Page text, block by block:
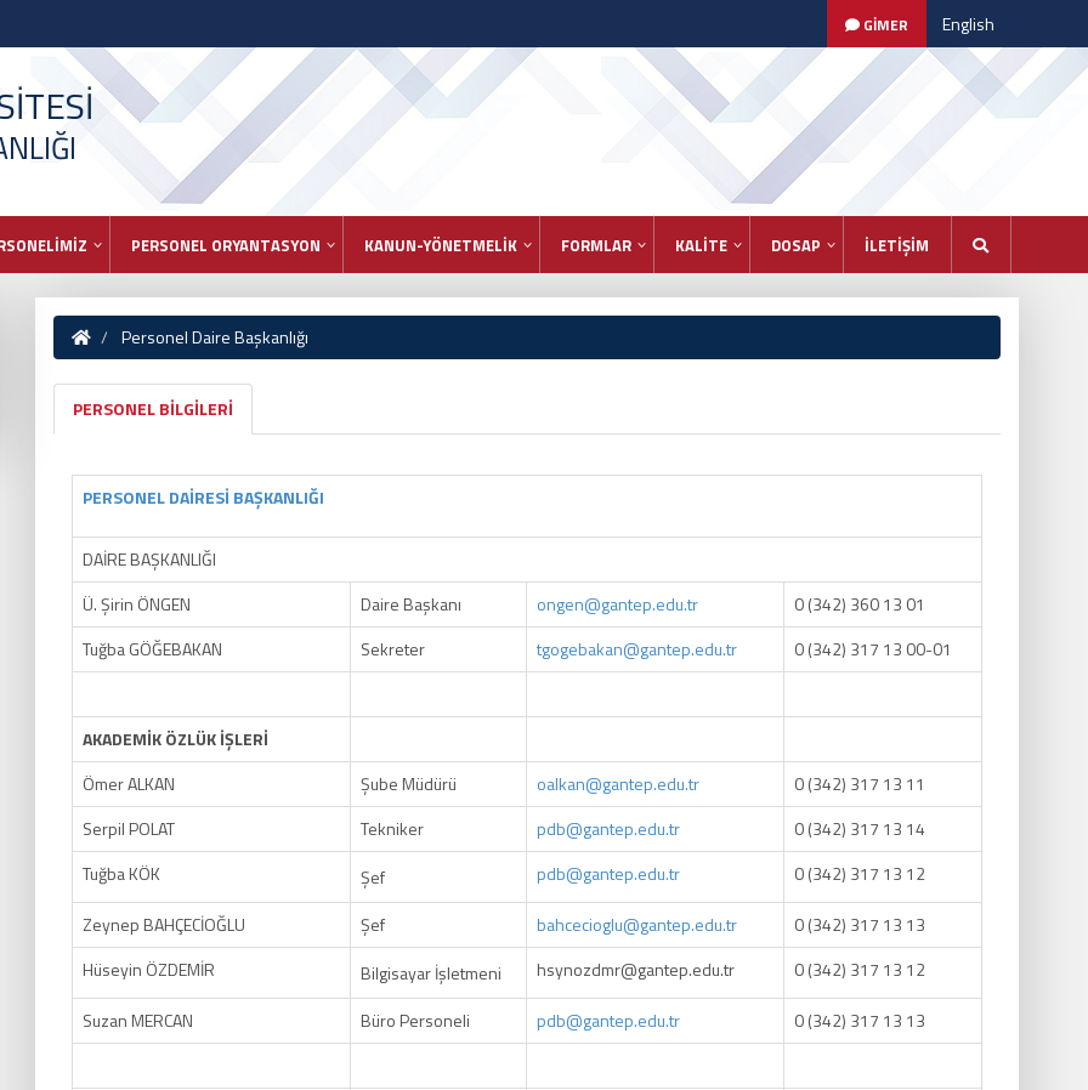
GİMER English
PERSONEL ORYANTASYON KANUN-YÖNETMELİK FORMLAR KALİTE DOSAP İLETİŞİM
Personel Daire Başkanlığı
PERSONEL BİLGİLERİ
PERSONEL DAİRESİ BAŞKANLIĞI
DAİRE BAŞKANLIĞI
Ü. Şirin ÖNGEN
Daire Başkanı ongen@gantep.edu.tr
0 (342) 360 13 01
Tuğba GÖĞEBAKAN
Sekreter tgogebakan@gantep.edu.tr 0 (342) 317 13 00-01
AKADEMİK ÖZLÜK İŞLERİ
Ömer ALKAN
Şube Müdürü oalkan@gantep.edu.tr
0 (342) 317 13 11
Serpil POLAT
Tekniker pdb@gantep.edu.tr
0 (342) 317 13 14
Tuğba KÖK
Şef pdb@gantep.edu.tr
0 (342) 317 13 12
Zeynep BAHÇECİOĞLU
Şef bahcecioglu@gantep.edu.tr
0 (342) 317 13 13
Hüseyin ÖZDEMİR
Bilgisayar İşletmeni hsynozdmr@gantep.edu.tr
0 (342) 317 13 12
Suzan MERCAN
Büro Personeli pdb@gantep.edu.tr 0 (342) 317 13 13